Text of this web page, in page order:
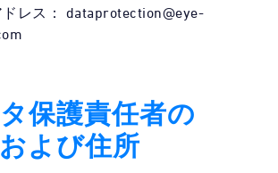
ドレス： dataprotection@eye-
保護責任者の
よび住所